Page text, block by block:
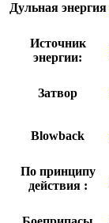
Дульная энергия
Источник
энергии:
Затвор
Blowback
По принципу
действия :